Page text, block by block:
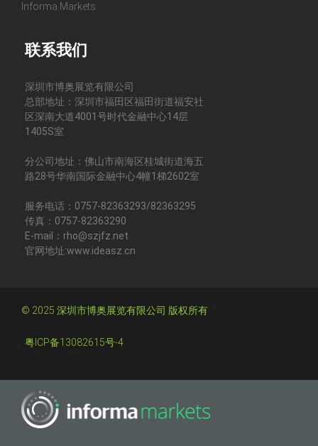
Informa Markets
联系我们
深圳市博奥展览有限公司
总部地址：深圳市福田区福田街道福安社
区深南大道4001号时代金融中心14层
1405S室
分公司地址：佛山市南海区桂城街道海五
路28号华南国际金融中心4幢1梯2602室
服务电话：0757-82363293/82363295
传真：0757-82363290
E-mail：rho@szjfz.net
官网地址:www.ideasz.cn
© 2025 深圳市博奥展览有限公司 版权所有
粤ICP备13082615号-4